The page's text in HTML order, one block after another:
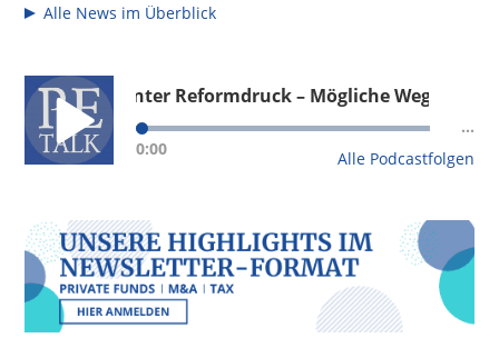
Alle News im Überblick
unter Reformdruck – Mögliche Wege aus der
0:00
...
Deutschland unter Reformdruck – Mögliche
Wege aus der strukturellen Krise
Wie Private Equity-Fonds Wertschöpfung neu
denken
Private Equity 2025: Selektiv, strategisch, stabil?
– Eindrücke aus dem FCM PE Survey 2025
Alle Podcastfolgen